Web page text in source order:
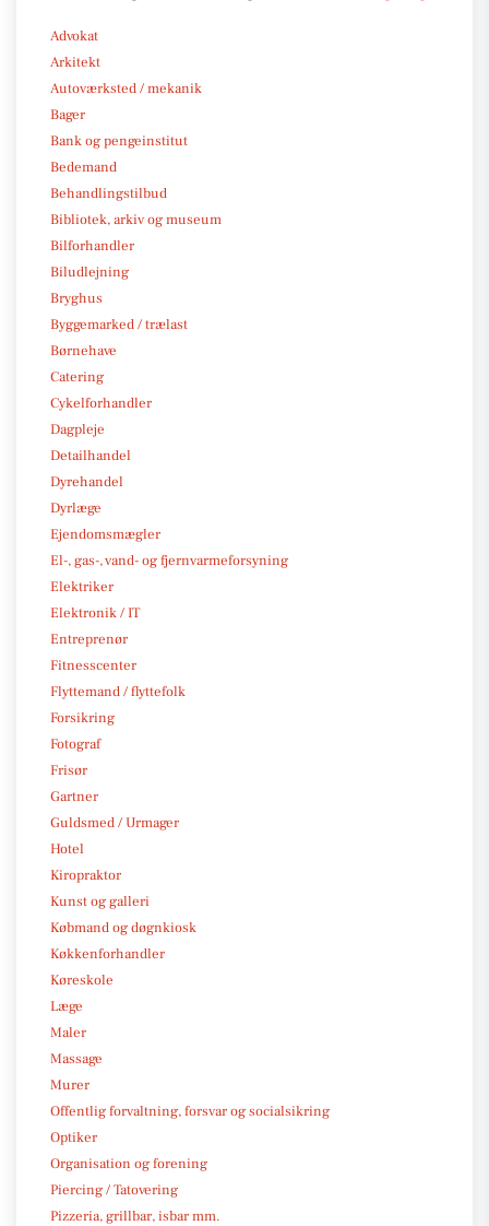
Advokat
Arkitekt
Autoværksted / mekanik
Bager
Bank og pengeinstitut
Bedemand
Behandlingstilbud
Bibliotek, arkiv og museum
Bilforhandler
Biludlejning
Bryghus
Byggemarked / trælast
Børnehave
Catering
Cykelforhandler
Dagpleje
Detailhandel
Dyrehandel
Dyrlæge
Ejendomsmægler
El-, gas-, vand- og fjernvarmeforsyning
Elektriker
Elektronik / IT
Entreprenør
Fitnesscenter
Flyttemand / flyttefolk
Forsikring
Fotograf
Frisør
Gartner
Guldsmed / Urmager
Hotel
Kiropraktor
Kunst og galleri
Købmand og døgnkiosk
Køkkenforhandler
Køreskole
Læge
Maler
Massage
Murer
Offentlig forvaltning, forsvar og socialsikring
Optiker
Organisation og forening
Piercing / Tatovering
Pizzeria, grillbar, isbar mm.